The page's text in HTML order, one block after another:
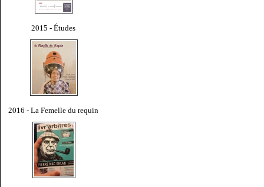
2015 - Études
2016 - La Femelle du requin